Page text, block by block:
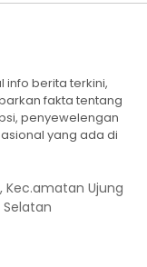
berita terkini,
fakta tentang
penyewelengan
yang ada di
Kec.amatan Ujung
Selatan